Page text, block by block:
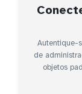
Autentique-
de
objetos